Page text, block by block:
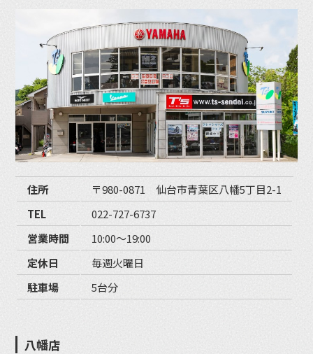
住所
〒980-0871 仙台市青葉区八幡5丁目2-1
TEL
022-727-6737
営業時間
10:00〜19:00
定休日
毎週火曜日
駐車場
5台分
八幡店